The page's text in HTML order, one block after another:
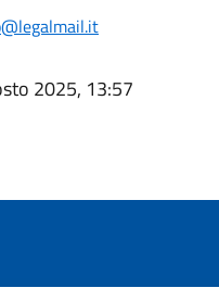
2025, 13:57